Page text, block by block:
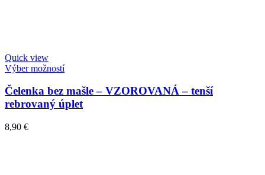
Quick view
Výber možností
Čelenka bez mašle – VZOROVANÁ – tenší
rebrovaný úplet
8,90 €